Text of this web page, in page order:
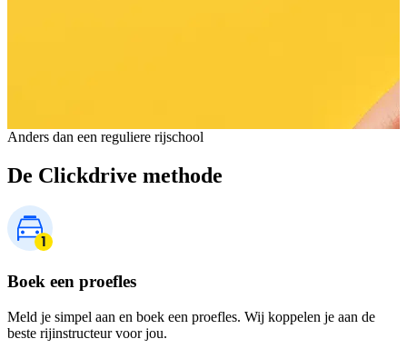
Anders dan een reguliere rijschool
De Clickdrive methode
Boek een proefles
Meld je simpel aan en boek een proefles. Wij koppelen je aan de
beste rijinstructeur voor jou.